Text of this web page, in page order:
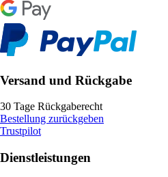
Versand und Rückgabe
30 Tage Rückgaberecht
Bestellung zurückgeben
Trustpilot
Dienstleistungen